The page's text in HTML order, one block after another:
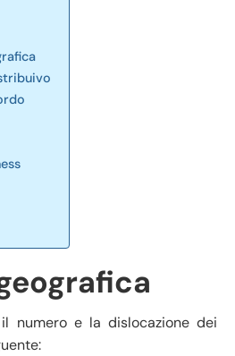
numero e la dislocazione dei